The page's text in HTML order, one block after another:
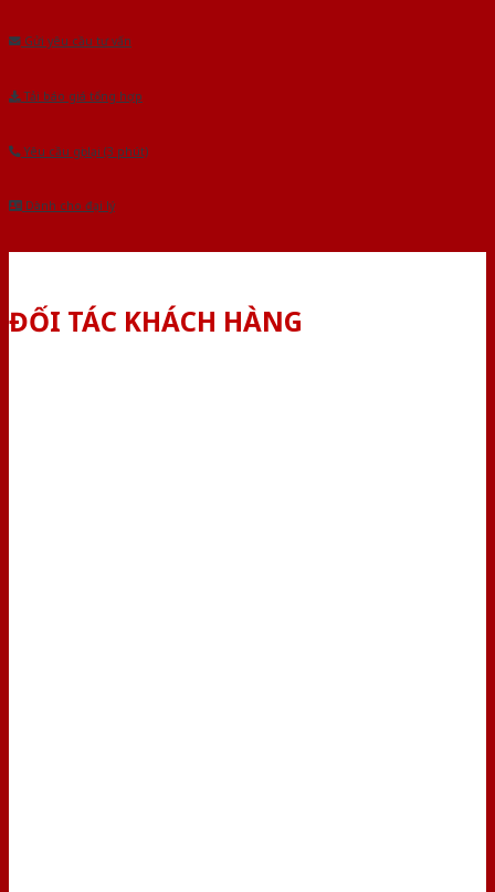
Gửi yêu cầu tư vấn
Tải báo giá tổng hợp
Yêu cầu gọi lại (3 phút)
Dành cho đại lý
ĐỐI TÁC KHÁCH HÀNG